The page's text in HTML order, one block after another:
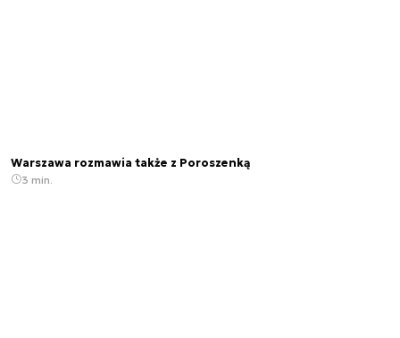
Warszawa rozmawia także z Poroszenką
3 min.